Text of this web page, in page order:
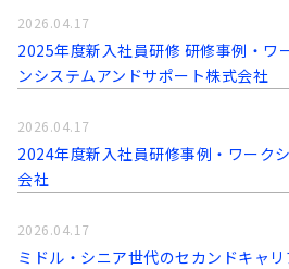
2025年度新入社員研修 研修事例・ワ
ンシステムアンドサポート株式会社
2026.04.17
2024年度新入社員研修事例・ワーク
会社
2026.04.17
ミドル・シニア世代のセカンドキャ
2026.04.17